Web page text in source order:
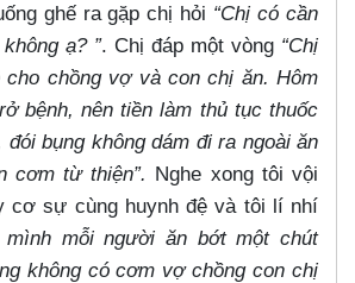
ghế ra gặp chị hỏi “Chị có cần
ạ? ”. Chị đáp một vòng “Chị
chồng vợ và con chị ăn. Hôm
bệnh, nên tiền làm thủ tục thuốc
đói bụng không dám đi ra ngoài ăn
cơm từ thiện”. Nghe xong tôi vội
cơ sự cùng huynh đệ và tôi lí nhí
mình mỗi người ăn bớt một chút
không có cơm vợ chồng con chị